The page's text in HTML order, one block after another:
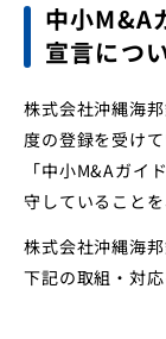
法人・個人
海邦銀行に
中小M&A
宣言につ
株式会社沖縄海
度の登録を受け
「中小M&Aガイ
守していること
株式会社沖縄海
下記の取組・対応